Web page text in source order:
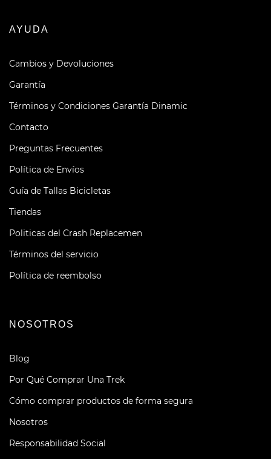
AYUDA
Cambios y Devoluciones
Garantía
Términos y Condiciones Garantía Dinamic
Contacto
Preguntas Frecuentes
Política de Envíos
Guía de Tallas Bicicletas
Tiendas
Politicas del Crash Replacemen
Términos del servicio
Política de reembolso
NOSOTROS
Blog
Por Qué Comprar Una Trek
Cómo comprar productos de forma segura
Nosotros
Responsabilidad Social